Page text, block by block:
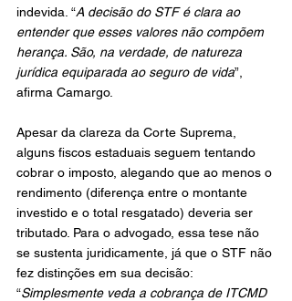
indevida. “A decisão do STF é clara ao
entender que esses valores não compõem
herança. São, na verdade, de natureza
jurídica equiparada ao seguro de vida”,
afirma Camargo.
Apesar da clareza da Corte Suprema,
alguns fiscos estaduais seguem tentando
cobrar o imposto, alegando que ao menos o
rendimento (diferença entre o montante
investido e o total resgatado) deveria ser
tributado. Para o advogado, essa tese não
se sustenta juridicamente, já que o STF não
fez distinções em sua decisão:
“Simplesmente veda a cobrança de ITCMD